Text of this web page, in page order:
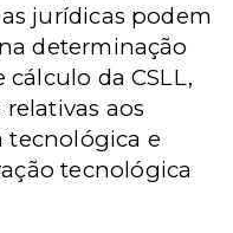
jurídicas podem
determinação
da CSLL,
aos
tecnológica e
tecnológica